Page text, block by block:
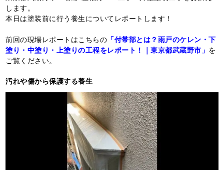
します。
本日は塗装前に行う養生についてレポートします！
前回の現場レポートはこちらの 「付帯部とは？雨戸のケレン・下
塗り・中塗り・上塗りの工程をレポート！｜東京都武蔵野市」 を
ご覧ください。
汚れや傷から保護する養生